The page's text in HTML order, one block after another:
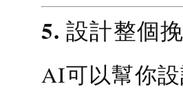
5. 設計整個
AI可以幫你設